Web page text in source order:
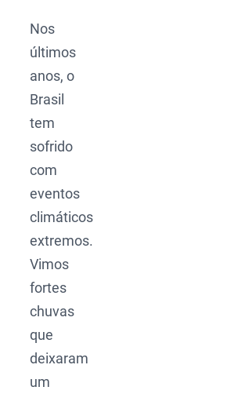
Nos
últimos
anos, o
Brasil
tem
sofrido
com
eventos
climáticos
extremos.
Vimos
fortes
chuvas
que
deixaram
um